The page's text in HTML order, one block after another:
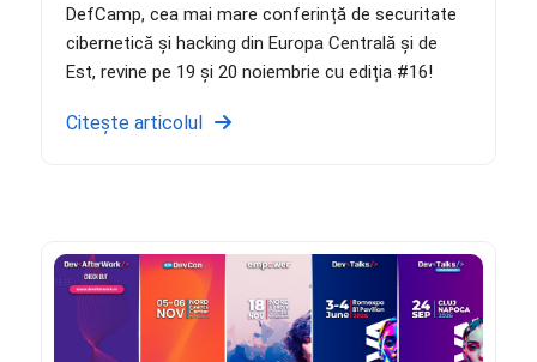
DefCamp, cea mai mare conferință de securitate
cibernetică și hacking din Europa Centrală și de
Est, revine pe 19 și 20 noiembrie cu ediția #16!
Citește articolul